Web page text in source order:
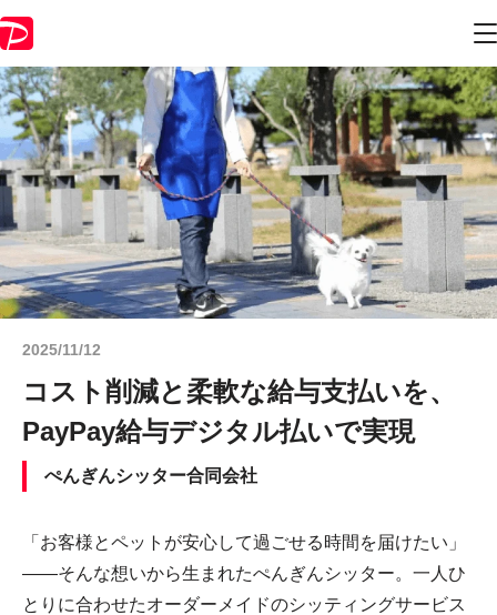
2025/11/12
コスト削減と柔軟な給与支払いを、
PayPay給与デジタル払いで実現
ぺんぎんシッター合同会社
「お客様とペットが安心して過ごせる時間を届けたい」
——そんな想いから生まれたぺんぎんシッター。一人ひ
とりに合わせたオーダーメイドのシッティングサービス